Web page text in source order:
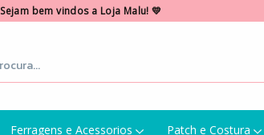
Sejam bem vindos a Loja Malu! 💛
Ferragens e Acessorios Patch e Costura